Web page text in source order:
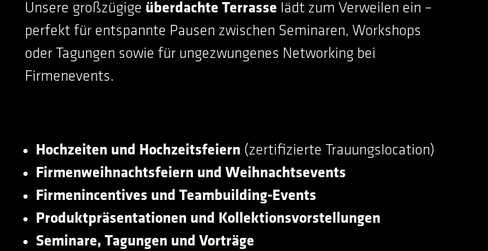
Unsere großzügige überdachte Terrasse lädt zum Verweilen ein –
perfekt für entspannte Pausen zwischen Seminaren, Workshops
oder Tagungen sowie für ungezwungenes Networking bei
Firmenevents.
Hochzeiten und Hochzeitsfeiern (zertifizierte Trauungslocation)
Firmenweihnachtsfeiern und Weihnachtsevents
Firmenincentives und Teambuilding-Events
Produktpräsentationen und Kollektionsvorstellungen
Seminare, Tagungen und Vorträge